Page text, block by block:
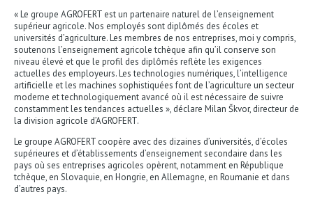
« Le groupe AGROFERT est un partenaire naturel de l’enseignement
supérieur agricole. Nos employés sont diplômés des écoles et
universités d’agriculture. Les membres de nos entreprises, moi y compris,
soutenons l’enseignement agricole tchèque afin qu’il conserve son
niveau élevé et que le profil des diplômés reflète les exigences
actuelles des employeurs. Les technologies numériques, l’intelligence
artificielle et les machines sophistiquées font de l’agriculture un secteur
moderne et technologiquement avancé où il est nécessaire de suivre
constamment les tendances actuelles », déclare Milan Škvor, directeur de
la division agricole d’AGROFERT.
Le groupe AGROFERT coopère avec des dizaines d’universités, d’écoles
supérieures et d’établissements d’enseignement secondaire dans les
pays où ses entreprises agricoles opèrent, notamment en République
tchèque, en Slovaquie, en Hongrie, en Allemagne, en Roumanie et dans
d’autres pays.